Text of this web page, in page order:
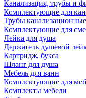
Канализация, трубы и
Комплектующие для
Трубы канализационные
Комплектующие для
Лейка для душа
Держатель душевой
Картридж, букса
Шланг для душа
Мебель для ванн
Комплектующие для
Комплекты мебели